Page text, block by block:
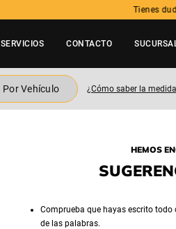
Tienes
SERVICIOS CONTACTO
Por Vehículo ¿Cómo saber la
HEMOS
Comprueba que hayas escrito
de las palabras.
TÉRMINOS MÁS
. neumatico
205